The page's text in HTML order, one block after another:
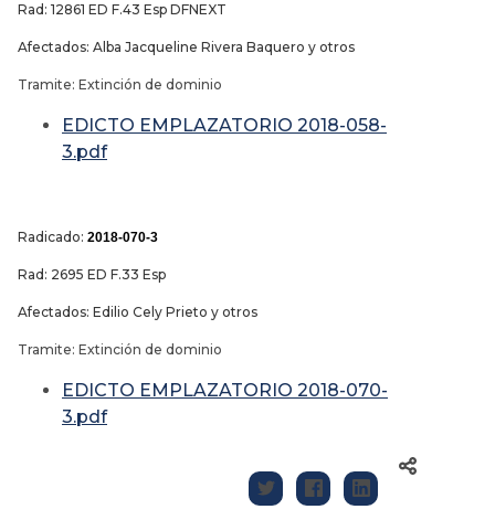
Rad: 12861 ED F.43 Esp DFNEXT
Afectados: Alba Jacqueline Rivera Baquero y otros
Tramite: Extinción de dominio
EDICTO EMPLAZATORIO 2018-058-
3.pdf
Radicado: 2018-070-3
Rad: 2695 ED F.33 Esp
Afectados: Edilio Cely Prieto y otros
Tramite: Extinción de dominio
EDICTO EMPLAZATORIO 2018-070-
3.pdf